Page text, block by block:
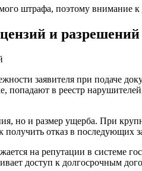
штрафа, поэтому внимание
и разрешений
заявителя при подаче
в реестр
но и размер ущерба. При
получить отказ в последующих
на репутации в системе
доступ к долгосрочным